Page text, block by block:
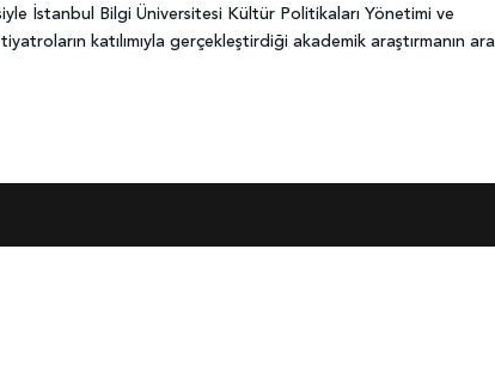
İstanbul Bilgi Üniversitesi Kültür Politikaları Yönetimi ve
katılımıyla gerçekleştirdiği akademik araştırmanın ara